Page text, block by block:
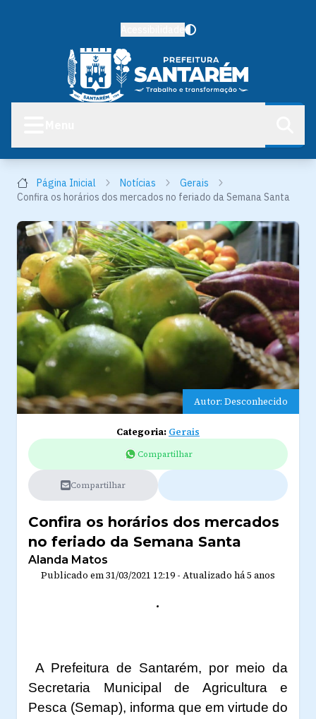
Página Inicial Notícias
Gerais
Confira os horários dos mercados no feriado da Semana Santa
Autor: Desconhecido
Categoria: Gerais
Compartilhar
Compartilhar
Confira os horários dos mercados
no feriado da Semana Santa
Alanda Matos
Publicado em31/03/2021 12:19 - Atualizado há 5 anos
.
A Prefeitura de Santarém, por meio da
Secretaria Municipal de Agricultura e
Pesca (Semap), informa que em virtude do